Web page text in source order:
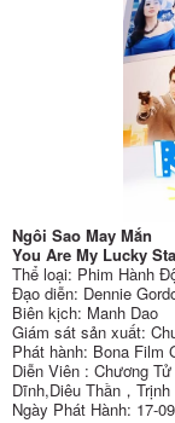
Ngôi Sao May Mắn
You Are My Lucky
Thể loại: Phim Hành
Đạo diễn: Dennie
Biên kịch: Manh Dao
Giám sát sản xuất:
Phát hành: Bona Film
Diễn Viên : Chương
Dĩnh,Diêu Thần，
Ngày Phát Hành: 17-